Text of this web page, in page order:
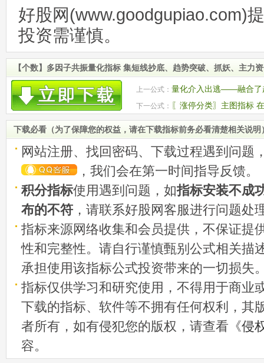
好股网(www.goodgupiao.com)
投资需谨慎。
【个数】多因子共振量化指标 集短线抄底、趋势突破、抓妖、主力
上一公式： 量化介入出逃——融合了
工具
下一公式： 〖涨停分类〗主图指标
计涨停数据
下载必看（为了保障您的权益，请在下载指标前务必看清楚相关说明
网站注册、找回密码、下载过程遇到问题
，我们会在第一时间指导反馈。
积分指标使用遇到问题，如指标安装不成
布的不符 ，请联系好股网客服进行问题处
指标来源网络收集和会员提供，不保证提
性和完整性。请自行谨慎甄别公式相关描
承担使用该指标公式投资带来的一切损失
指标仅供学习和研究使用，不得用于商业
下载的指标、软件等不拥有任何权利，其
者所有，如有侵犯您的版权，请查看《侵
容。